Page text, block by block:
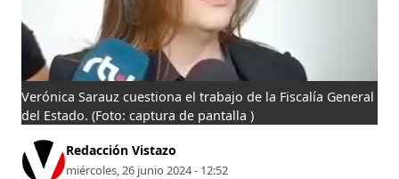
Verónica Sarauz cuestiona el trabajo de la Fiscalía General
del Estado. (Foto: captura de pantalla )
Redacción Vistazo
miércoles, 26 junio 2024 - 12:52